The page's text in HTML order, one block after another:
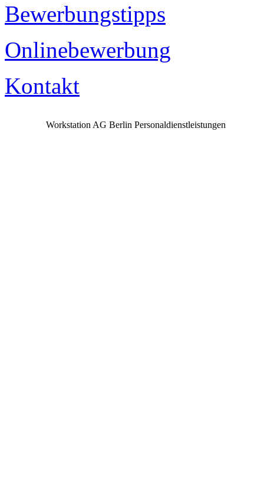
Bewerbungstipps
Onlinebewerbung
Kontakt
Workstation AG Berlin Personaldienstleistungen